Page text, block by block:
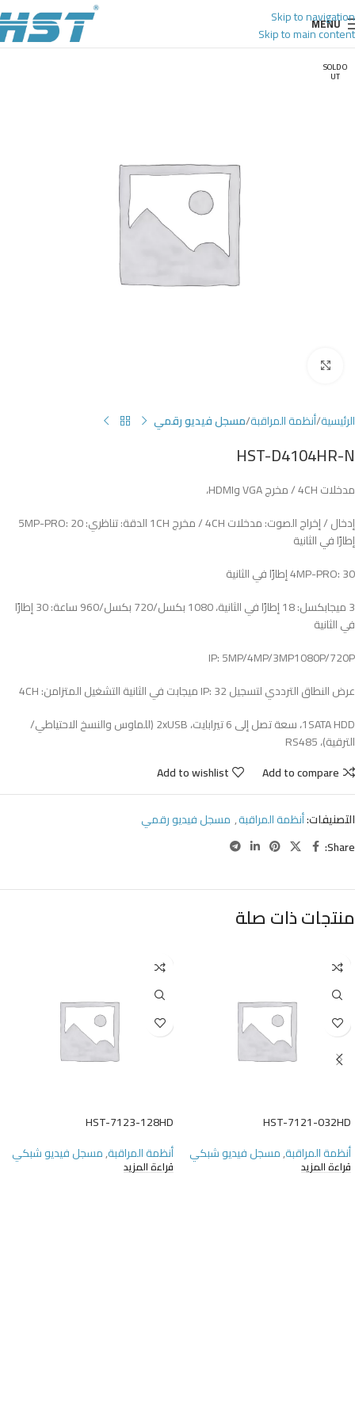
Skip to navigation
Skip to main content
MENU
SOLD O
UT
الرئيسية أنظمة المراقبة مسجل فيديو رقمي
HST-D4104HR-N
مدخلات 4CH / مخرج VGA وHDMI،
إدخال / إخراج الصوت: مدخلات 4CH / مخرج 1CH الدقة: تناظري: 5MP-PRO: 20
إطارًا في الثانية
4MP-PRO: 30 إطارًا في الثانية
3 ميجابكسل: 18 إطارًا في الثانية، 1080 بكسل/720 بكسل/960 ساعة: 30 إطارًا
في الثانية
IP: 5MP/4MP/3MP1080P/720P
عرض النطاق الترددي لتسجيل IP: 32 ميجابت في الثانية التشغيل المتزامن: 4CH
1SATA HDD، سعة تصل إلى 6 تيرابايت، 2xUSB (للماوس والنسخ الاحتياطي/
الترقية)، RS485
Add to compare
Add to wishlist
التصنيفات:أنظمة المراقبة, مسجل فيديو رقمي
Share:
منتجات ذات صلة
HST-7121-032HD
أنظمة المراقبة,مسجل فيديو شبكي
قراءة المزيد
HST-7123-128HD
أنظمة المراقبة,مسجل فيديو شبكي
قراءة المزيد